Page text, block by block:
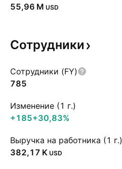
‪55,96 M‬ USD
Сотрудники
Сотрудники (FY)
785
Изменение (1 г.)
+185+30,83%
Выручка на работника (1 г.)
‪382,17 K‬ USD